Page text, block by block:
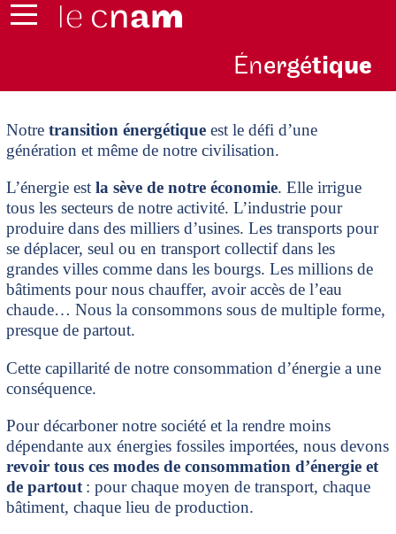
Énergétique
Notretransition énergétiqueest le défi d’une
génération et même de notre civilisation.
L’énergie estla sève de notre économie. Elle irrigue
tous les secteurs de notre activité. L’industrie pour
produire dans des milliers d’usines. Les transports pour
se déplacer, seul ou en transport collectif dans les
grandes villes comme dans les bourgs. Les millions de
bâtiments pour nous chauffer, avoir accès de l’eau
chaude… Nous la consommons sous de multiple forme,
presque de partout.
Cette capillarité de notre consommation d’énergie a une
conséquence.
Pour décarboner notre société et la rendre moins
dépendante aux énergies fossiles importées, nous devons
revoir tous ces modes de consommation d’énergie et
de partout : pour chaque moyen de transport, chaque
bâtiment, chaque lieu de production.